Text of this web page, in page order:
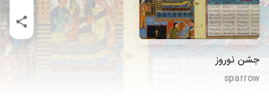
جشن نوروز
sparrow